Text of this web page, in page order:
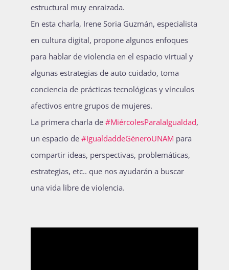
Publicaciones
Bienvenida generación 2027-1
estructural muy enraizada.
En esta charla, Irene Soria Guzmán, especialista
en cultura digital, propone algunos enfoques
para hablar de violencia en el espacio virtual y
algunas estrategias de auto cuidado, toma
conciencia de prácticas tecnológicas y vínculos
afectivos entre grupos de mujeres.
La primera charla de #MiércolesParalaIgualdad,
un espacio de #IgualdaddeGéneroUNAM para
compartir ideas, perspectivas, problemáticas,
estrategias, etc.. que nos ayudarán a buscar
una vida libre de violencia.